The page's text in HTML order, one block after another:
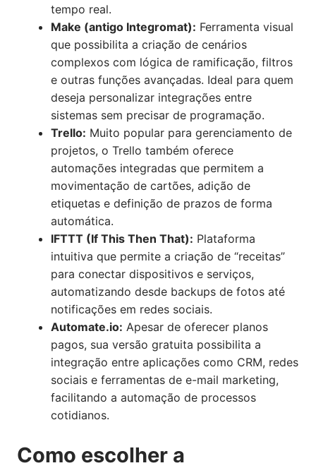
tempo real.
Make (antigo Integromat): Ferramenta visual
que possibilita a criação de cenários
complexos com lógica de ramificação, filtros
e outras funções avançadas. Ideal para quem
deseja personalizar integrações entre
sistemas sem precisar de programação.
Trello: Muito popular para gerenciamento de
projetos, o Trello também oferece
automações integradas que permitem a
movimentação de cartões, adição de
etiquetas e definição de prazos de forma
automática.
IFTTT (If This Then That): Plataforma
intuitiva que permite a criação de “receitas”
para conectar dispositivos e serviços,
automatizando desde backups de fotos até
notificações em redes sociais.
Automate.io: Apesar de oferecer planos
pagos, sua versão gratuita possibilita a
integração entre aplicações como CRM, redes
sociais e ferramentas de e-mail marketing,
facilitando a automação de processos
cotidianos.
Como escolher a